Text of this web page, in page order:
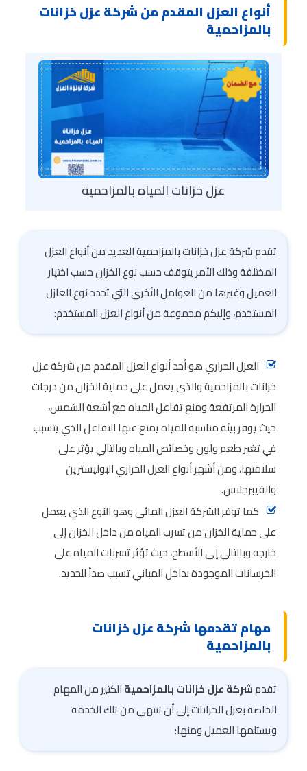
أنواع العزل المقدم من شركة عزل خزانات
بالمزاحمية
عزل خزانات المياه بالمزاحمية
تقدم شركة عزل خزانات بالمزاحمية العديد من أنواع العزل
المختلفة وذلك الأمر يتوقف حسب نوع الخزان حسب اختيار
العميل وغيرها من العوامل الأخرى التي تحدد نوع العازل
المستخدم، وإليكم مجموعة من أنواع العزل المستخدم:
العزل الحراري هو أحد أنواع العزل المقدم من شركة عزل
خزانات بالمزاحمية والذي يعمل على حماية الخزان من درجات
الحرارة المرتفعة ومنع تفاعل المياه مع أشعة الشمس،
حيث يوفر بيئة مناسبة للمياه يمنع عنها التفاعل الذي يتسبب
في تغير طعم ولون وخصائص المياه وبالتالي يؤثر على
سلامتها، ومن أشهر أنواع العزل الحراري البوليسترين
والفيبرجلاس.
كما توفر الشركة العزل المائي وهو النوع الذي يعمل
على حماية الخزان من تسرب المياه من داخل الخزان إلى
خارجه وبالتالي إلى الأسطح، حيث تؤثر تسربات المياه على
الخرسانات الموجودة بداخل المباني تسبب صدأ للحديد.
مهام تقدمها شركة عزل خزانات
بالمزاحمية
تقدمشركة عزل خزانات بالمزاحميةالكثير من المهام
الخاصة بعزل الخزانات إلى أن تنتهي من تلك الخدمة
ويستلمها العميل ومنها: